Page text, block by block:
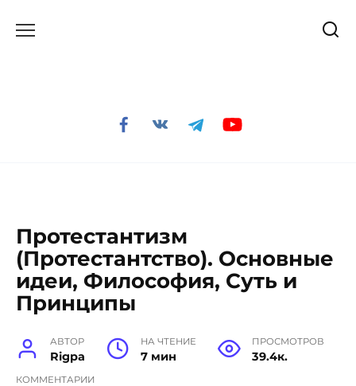
Протестантизм
(Протестантство). Основные
идеи, Философия, Суть и
Принципы
АВТОР
Rigpa
НА ЧТЕНИЕ
7 мин
ПРОСМОТРОВ
39.4к.
КОММЕНТАРИИ